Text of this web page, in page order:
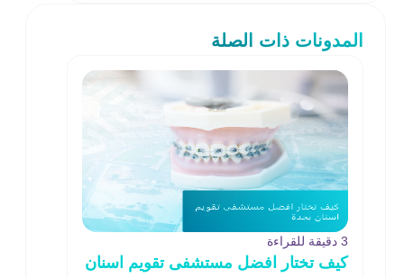
المدونات ذات الصلة
3 دقيقة للقراءة
كيف تختار افضل مستشفى تقويم اسنان